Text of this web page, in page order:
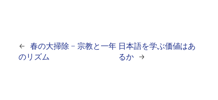
← 春の大掃除 ― 宗教と一年
のリズム
日本語を学ぶ価値はあ
るか →